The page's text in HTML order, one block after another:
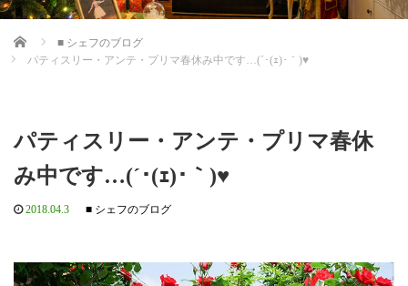
Home
■ シェフのブログ
パティスリー・アンテ・プリマ春休み中です…(´･(ｪ)･｀)♥
パティスリー・アンテ・プリマ春休
み中です…(´･(ｪ)･｀)♥
2018.04.3 ■ シェフのブログ